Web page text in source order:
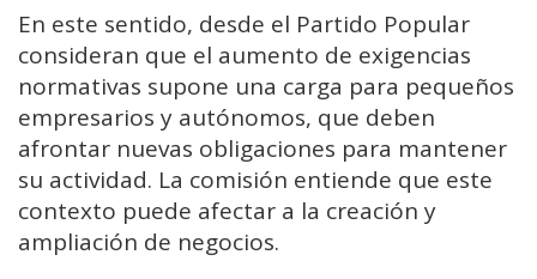
En este sentido, desde el Partido Popular
consideran que el aumento de exigencias
normativas supone una carga para pequeños
empresarios y autónomos, que deben
afrontar nuevas obligaciones para mantener
su actividad. La comisión entiende que este
contexto puede afectar a la creación y
ampliación de negocios.